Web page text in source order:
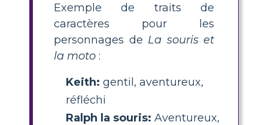
Exemple de traits de
caractères pour les
personnages de La souris et
la moto :
Keith: gentil, aventureux,
réfléchi
Ralph la souris: Aventureux,